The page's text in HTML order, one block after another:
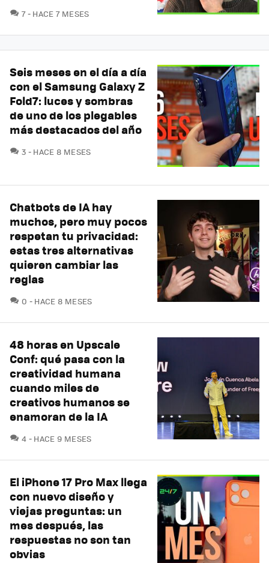
7COMENTARIOS
HACE 7 MESES
Seis meses en el día a día
con el Samsung Galaxy Z
Fold7: luces y sombras
de uno de los plegables
más destacados del año
3 COMENTARIOS
HACE 8 MESES
Chatbots de IA hay
muchos, pero muy pocos
respetan tu privacidad:
estas tres alternativas
quieren cambiar las
reglas
0 COMENTARIOS
HACE 8 MESES
48 horas en Upscale
Conf: qué pasa con la
creatividad humana
cuando miles de
creativos humanos se
enamoran de la IA
4 COMENTARIOS
HACE 9 MESES
El iPhone 17 Pro Max llega
con nuevo diseño y
viejas preguntas: un
mes después, las
respuestas no son tan
obvias